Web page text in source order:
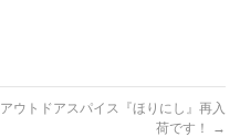
アウトドアスパイス『ほりにし』再入
荷です！
→